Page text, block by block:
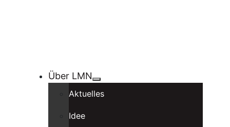
Über LMN
Aktuelles
Idee